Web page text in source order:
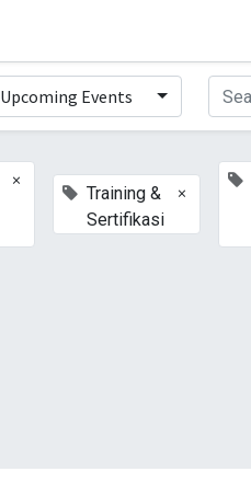
Upcoming Events
×
Training &
Sertifikasi
×